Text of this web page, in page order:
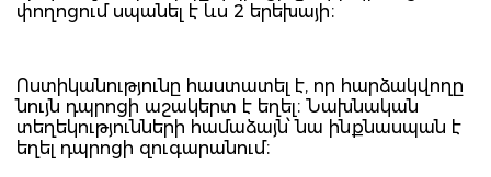
փողոցում սպանել է ևս 2 երեխայի։
Ոստիկանությունը հաստատել է, որ հարձակվողը
նույն դպրոցի աշակերտ է եղել։ Նախնական
տեղեկությունների համաձայն՝ նա ինքնասպան է
եղել դպրոցի զուգարանում։